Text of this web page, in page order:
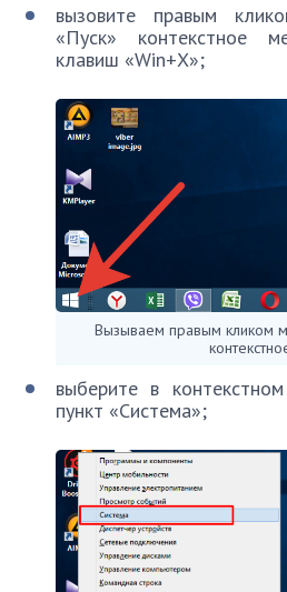
вызовите правым
«Пуск» контекстное
клавиш «Win+X»;
Вызываем правым кликом
выберите в
пункт «Система»;